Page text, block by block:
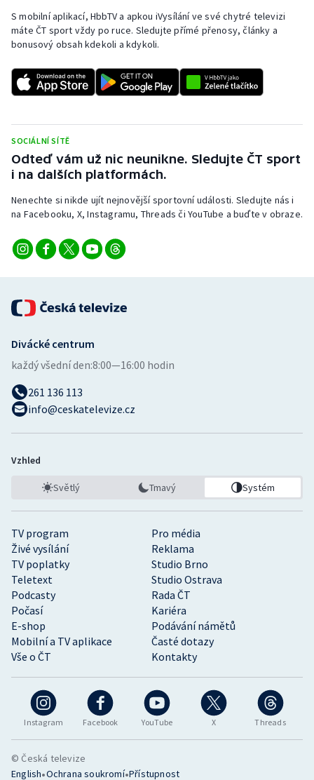
S mobilní aplikací, HbbTV a apkou iVysílání ve své chytré televizi
máte ČT sport vždy po ruce. Sledujte přímé přenosy, články a
bonusový obsah kdekoli a kdykoli.
SOCIÁLNÍ SÍTĚ
Odteď vám už nic neunikne. Sledujte ČT sport
i na dalších platformách.
Nenechte si nikde ujít nejnovější sportovní události. Sledujte nás i
na Facebooku, X, Instagramu, Threads či YouTube a buďte v obraze.
Instagram Facebook YouTube X Threads
TV program
Pro média
Živé vysílání
Reklama
TV poplatky
Studio Brno
Teletext
Studio Ostrava
Podcasty
Rada ČT
Počasí
Kariéra
E-shop
Podávání námětů
Mobilní a TV aplikace
Časté dotazy
Vše o ČT
Kontakty
Divácké centrum
každý všední den:8:00—16:00 hodin
261 136 113
info@ceskatelevize.cz
Vzhled
Světlý Tmavý Systém
© Česká televize
English•Ochrana soukromí•Přístupnost